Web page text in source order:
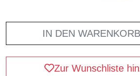
IN DEN
Zur Wunschliste